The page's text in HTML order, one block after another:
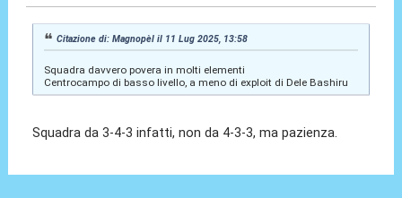
Citazione di: Magnopèl il 11 Lug 2025, 13:58
Squadra davvero povera in molti elementi
Centrocampo di basso livello, a meno di exploit di Dele Bashiru
Squadra da 3-4-3 infatti, non da 4-3-3, ma pazienza.